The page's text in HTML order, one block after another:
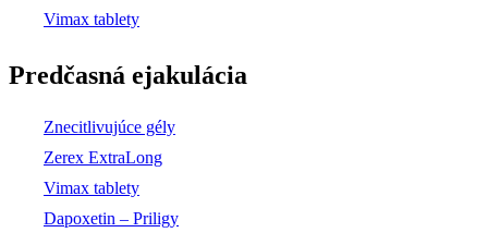
Vimax tablety
Predčasná ejakulácia
Znecitlivujúce gély
Zerex ExtraLong
Vimax tablety
Dapoxetin – Priligy